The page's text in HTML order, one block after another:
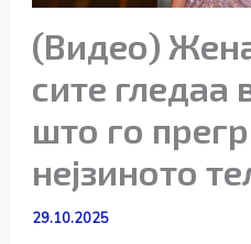
(Видео)
сите гледаа
што го
нејзиното
29.10.2025